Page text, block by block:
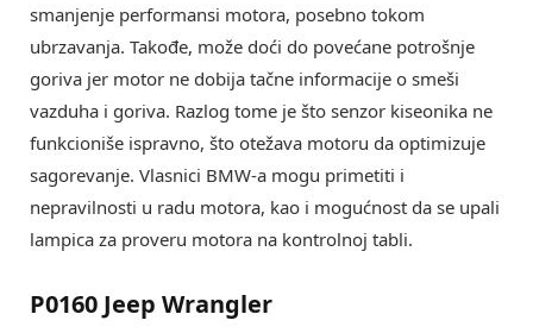
smanjenje performansi motora, posebno tokom
ubrzavanja. Takođe, može doći do povećane potrošnje
goriva jer motor ne dobija tačne informacije o smeši
vazduha i goriva. Razlog tome je što senzor kiseonika ne
funkcioniše ispravno, što otežava motoru da optimizuje
sagorevanje. Vlasnici BMW-a mogu primetiti i
nepravilnosti u radu motora, kao i mogućnost da se upali
lampica za proveru motora na kontrolnoj tabli.
P0160 Jeep Wrangler